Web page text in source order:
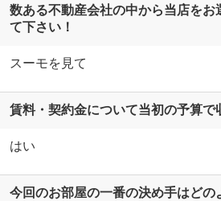
数ある不動産会社の中から当店をお
て下さい！
スーモを見て
賃料・契約金について当初の予算で
はい
今回のお部屋の一番の決め手はどの